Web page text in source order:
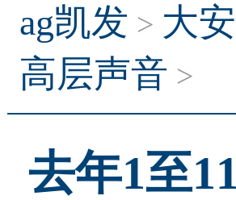
ag凯发 > 大
高层声音 >
去年1至